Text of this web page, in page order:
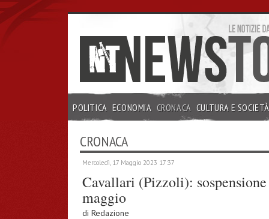
POLITICA ECONOMIA CRONACA CULTURA E
INCHIESTE
CRONACA
Mercoledì, 17 Maggio 2023 17:37
Cavallari (Pizzoli):
maggio
di Redazione